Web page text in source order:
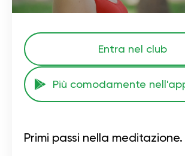
Entra nel club
Più comodamente
Primi passi nella meditazione.